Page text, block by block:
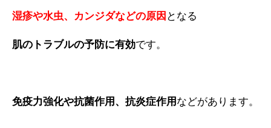
湿疹や水虫、カンジダなどの原因 となる
肌のトラブルの予防に有効です。
免疫力強化や抗菌作用、抗炎症作用 などがあります。